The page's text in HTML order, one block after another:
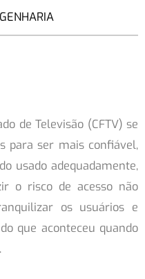
de Televisão (CFTV) se
para ser mais confiável,
usado adequadamente,
o risco de acesso não
os usuários e
que aconteceu quando